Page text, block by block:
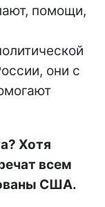
помощи,
они с
Хотя
всем
США.